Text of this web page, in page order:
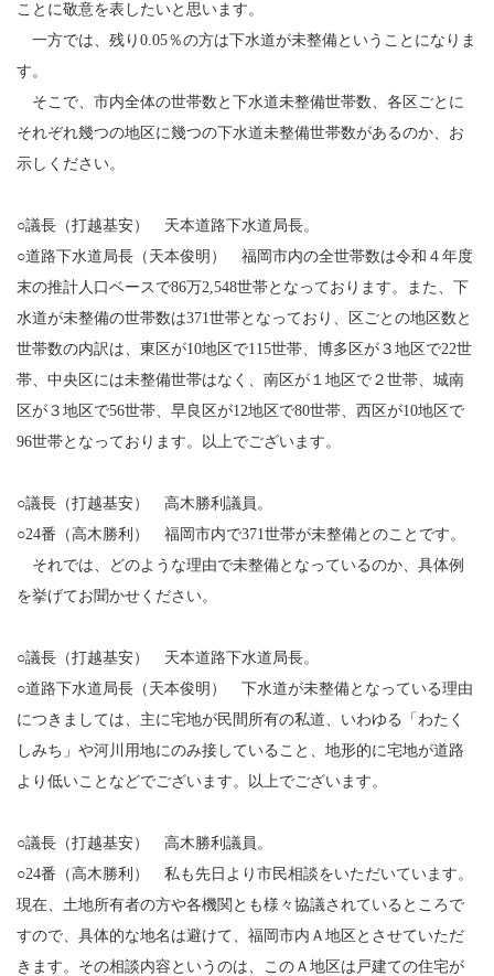
ことに敬意を表したいと思います。
一方では、残り0.05％の方は下水道が未整備ということになりま
す。
そこで、市内全体の世帯数と下水道未整備世帯数、各区ごとに
それぞれ幾つの地区に幾つの下水道未整備世帯数があるのか、お
示しください。
○議長（打越基安） 天本道路下水道局長。
○道路下水道局長（天本俊明） 福岡市内の全世帯数は令和４年度
末の推計人口ベースで86万2,548世帯となっております。また、下
水道が未整備の世帯数は371世帯となっており、区ごとの地区数と
世帯数の内訳は、東区が10地区で115世帯、博多区が３地区で22世
帯、中央区には未整備世帯はなく、南区が１地区で２世帯、城南
区が３地区で56世帯、早良区が12地区で80世帯、西区が10地区で
96世帯となっております。以上でございます。
○議長（打越基安） 高木勝利議員。
○24番（高木勝利） 福岡市内で371世帯が未整備とのことです。
それでは、どのような理由で未整備となっているのか、具体例
を挙げてお聞かせください。
○議長（打越基安） 天本道路下水道局長。
○道路下水道局長（天本俊明） 下水道が未整備となっている理由
につきましては、主に宅地が民間所有の私道、いわゆる「わたく
しみち」や河川用地にのみ接していること、地形的に宅地が道路
より低いことなどでございます。以上でございます。
○議長（打越基安） 高木勝利議員。
○24番（高木勝利） 私も先日より市民相談をいただいています。
現在、土地所有者の方や各機関とも様々協議されているところで
すので、具体的な地名は避けて、福岡市内Ａ地区とさせていただ
きます。その相談内容というのは、このＡ地区は戸建ての住宅が